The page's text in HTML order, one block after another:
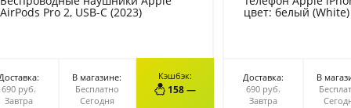
AirPods Pro 2, USB-C (2023)
690 руб.
Завтра
В магазине:
Бесплатно
Сегодня
Кэшбэк:
158 —
В КОРЗИНУ
цвет: белый (White)
Доставка:
690 руб.
Завтра
В
В